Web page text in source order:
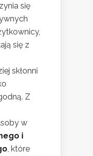
się
się z
skłonni
Z
w
i
, które